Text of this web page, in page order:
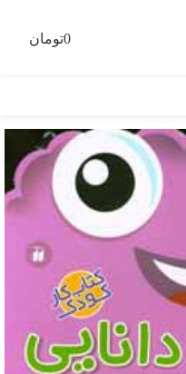
0تومان